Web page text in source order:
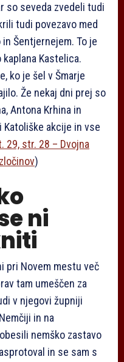
so seveda zvedeli tudi
tudi povezavo med
Šentjernejem. To je
Kastelica.
ko je šel v Šmarje
Že nekaj dni prej so
Antona Krhina in
Katoliške akcije in vse
29, str. 28 – Dvojna
)
ni
pri Novem mestu več
tam umeščen za
v njegovi župniji
in na
nemško zastavo
in se sam s